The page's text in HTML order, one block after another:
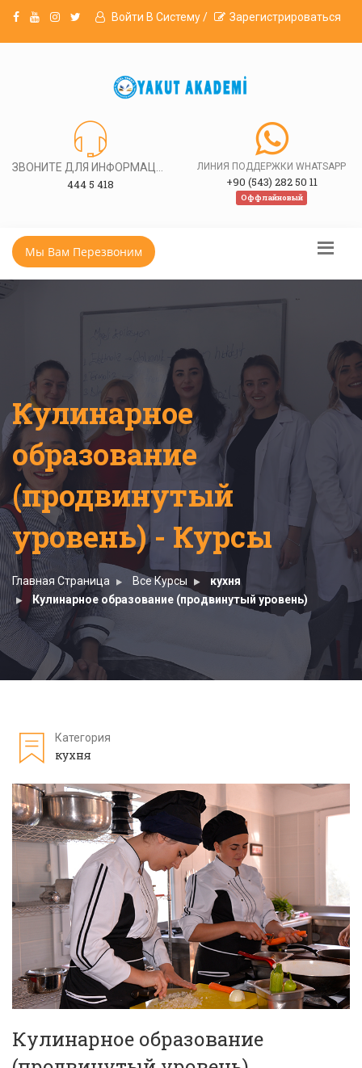
Войти В Систему / Зарегистрироваться
444 5 418
ЛИНИЯ ПОДДЕРЖКИ WHATSAPP
+90 (543) 282 50 11
Оффлайновый
Мы Вам Перезвоним
Кулинарное
образование
(продвинутый
уровень) - Курсы
Главная Страница Все Курсы
кухня
Кулинарное образование (продвинутый уровень)
Категория
кухня
Кулинарное образование